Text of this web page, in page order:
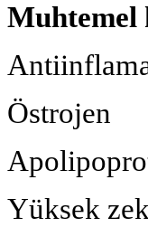
Östrojen
Yüksek